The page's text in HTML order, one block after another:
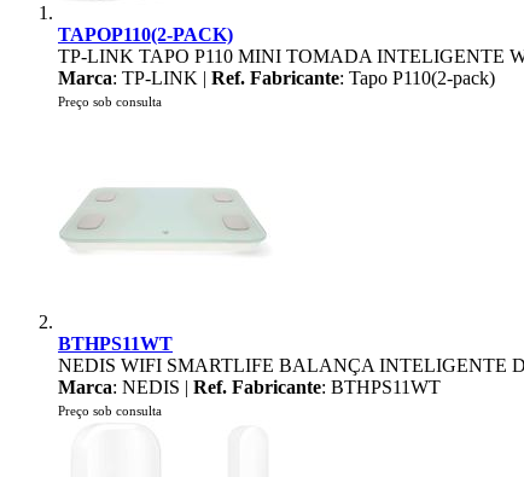
TAPOP110(2-PACK)
TP-LINK TAPO P110 MINI TOMADA INTELIGENTE
Marca: TP-LINK | Ref. Fabricante: Tapo P110(2-pack)
Preço sob consulta
BTHPS11WT
NEDIS WIFI SMARTLIFE BALANÇA INTELIGENTE
Marca: NEDIS | Ref. Fabricante: BTHPS11WT
Preço sob consulta